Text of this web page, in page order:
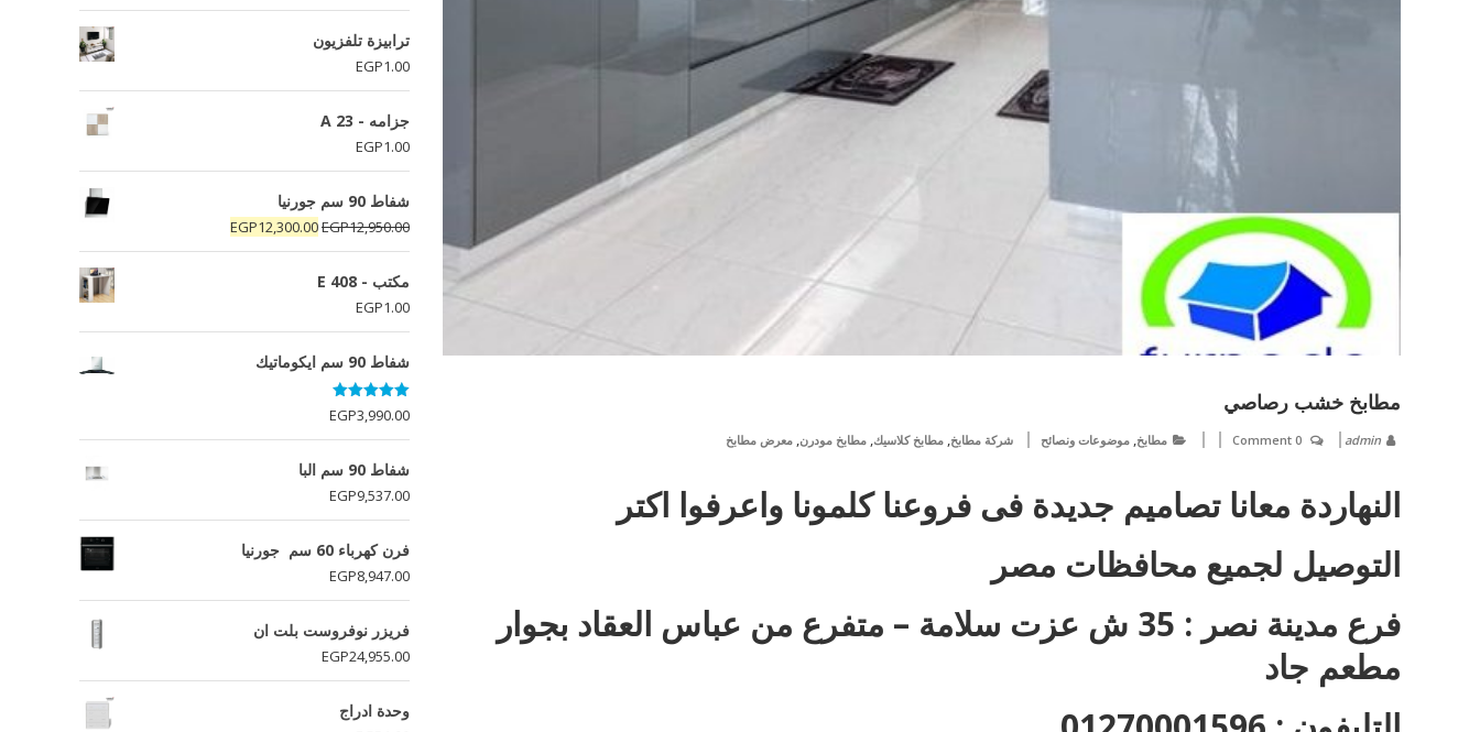
مطابخ خشب رصاصي
admin
0 Comment مطابخ, موضوعات ونصائح شركة مطابخ, مطابخ كلاسيك, مطابخ مودرن, معرض مطابخ
النهاردة معانا تصاميم جديدة فى فروعنا كلمونا واعرفوا اكتر
التوصيل لجميع محافظات مصر
فرع مدينة نصر : 35 ش عزت سلامة – متفرع من عباس العقاد بجوار
مطعم جاد
ترابيزة تلفزيون
EGP1.00
جزامه - A 23
EGP1.00
شفاط 90 سم جورنيا
EGP12,950.00
السعر
الأصلي
هو:
EGP12,300.00
السعر
الحالي
مكتب - E 408
EGP1.00
شفاط 90 سم ايكوماتيك
تم التقييم
5.00 من 5EGP3,990.00
شفاط 90 سم البا
EGP9,537.00
فرن كهرباء 60 سم جورنيا
EGP8,947.00
فريزر نوفروست بلت ان
EGP24,955.00
وحدة ادراج